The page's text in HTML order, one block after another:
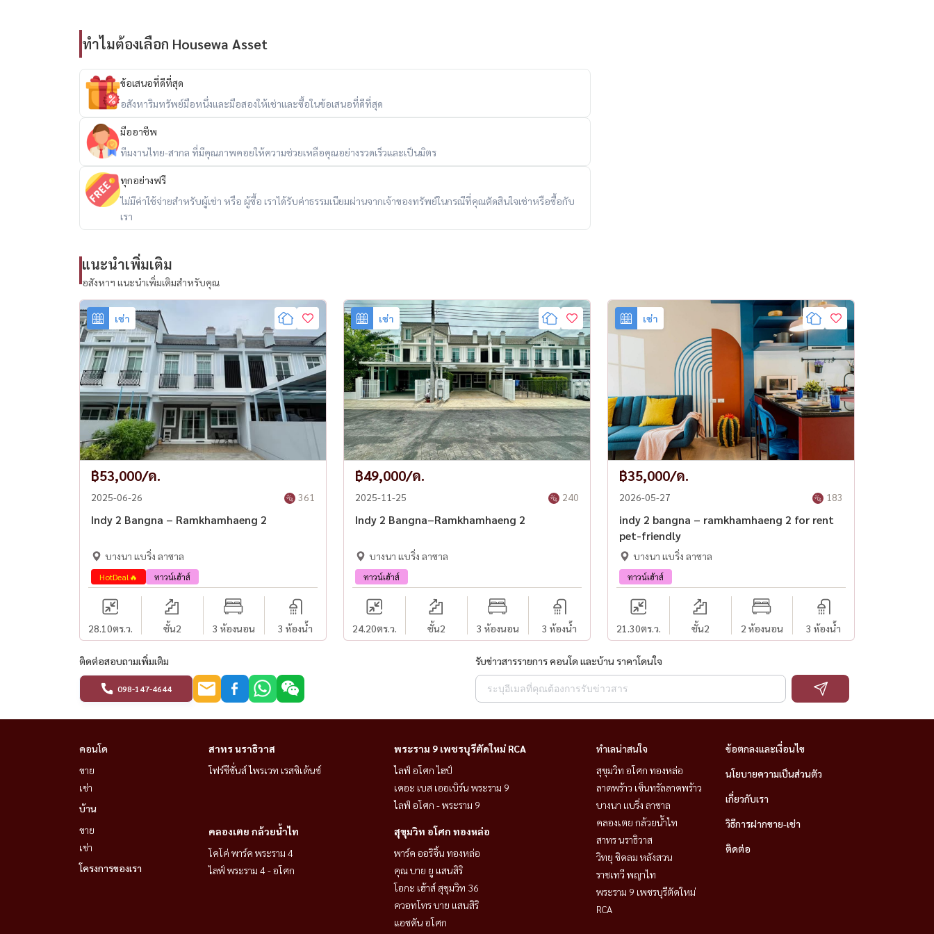
• ประเภทบ้าน: แบบบ้าน Prince 2 ชั้น
• พื้นที่ดิน: 28.1 ตร.วา | หน้ากว้าง: 5.7 ม.
• ที่จอดรถ 4 คัน
• หันหน้าไปทางทิศเหนือ ตั้งอยู่บนถนนใหญ่กว้าง 16 เมตร (4 เลน)
• ตรงข้ามคลับเฮาส์ โซนหันหน้าไปทางสวน
• ชุมชนที่อยู่อาศัยเงียบสงบและปลอดภัย
• ห้องครัว ห้องทานอาหาร และห้องนั่งเล่นที่ทันสมัย
• มีความเป็นส่วนตัวสูง เหมาะสำหรับครอบครัวหรือไลฟ์สไตล์ทำงานจากที่บ้าน
• เฟอร์นิเจอร์และเครื่องใช้ไฟฟ้าแบรนด์เนม
• ใหม่ สะอาด พร้อมเข้าอยู่
หมู่บ้านอินดี้ 2 บางนา – รามคำแหง 2
ดอกไม้ ประเวศ กรุงเทพฯ 10250
สถานที่ใกล้เคียง: เมกะบางนา, มหาวิทยาลัยรามคำแหง 2, โรงเรียนนานาชาติคอนคอร์เดียน, ทางด่วนบางนา-ตราด
สัญญาขั้นต่ำ: 1 ปี
เงินมัดจำ: 2 เดือน
เงินล่วงหน้า: 1 เดือน
ต่อรองได้สำหรับสัญญาเช่าระยะยาว
-------------------------------------------
Indy 2 邦纳 – 兰甘亨 2
出租 - 双层住宅
租金：53,000 泰铢/月（含物业费）
主要特点：
• 家具齐全，可拎包入住
• 房屋类型：王子户型，双层
• 占地面积：28.1 平方哇 |正面宽度：5.7 米
• 4 个停车位
• 朝北，位于 16 米宽的主干道（4 车道）旁
• 对面是会所，面朝花园
• 安静安全的住宅区
• 品牌家具和家电
• 全新、干净，可立即入住
位置：
Indy 2 Village, Bangna – Ramkhamhaeng 2
Dokmai, Prawet, Bangna 10250
附近：Mega Bangna、Ramkhamhaeng University 2、Concordian International School、Bangna-Trad 高速
ทำไมต้องเลือก Housewa Asset
ข้อเสนอที่ดีที่สุด
อสังหาริมทรัพย์มือหนึ่งและมือสองให้เช่าและซื้อในข้อเสนอที่ดีที่สุด
มืออาชีพ
ทีมงานไทย-สากล ที่มีคุณภาพคอยให้ความช่วยเหลือคุณอย่างรวดเร็วและเป็นมิตร
ทุกอย่างฟรี
ไม่มีค่าใช้จ่ายสำหรับผู้เช่า หรือ ผู้ซื้อ เราได้รับค่าธรรมเนียมผ่านจากเจ้าของทรัพย์ในกรณีที่คุณตัดสินใจเช่าหรือซื้อกับ
เรา
แนะนำเพิ่มเติม
อสังหาฯ แนะนำเพิ่มเติมสำหรับคุณ
เช่า
฿53,000/ด.
2025-06-26 361
Indy 2 Bangna – Ramkhamhaeng 2
บางนา แบริ่ง ลาซาล
HotDeal🔥 ทาวน์เฮ้าส์
28.10ตร.ว. ชั้น2 3 ห้องนอน 3 ห้องน้ำ
เช่า
฿49,000/ด.
2025-11-25 240
Indy 2 Bangna–Ramkhamhaeng 2
บางนา แบริ่ง ลาซาล
ทาวน์เฮ้าส์
24.20ตร.ว. ชั้น2 3 ห้องนอน 3 ห้องน้ำ
เช่า
฿35,000/ด.
2026-05-27 183
indy 2 bangna – ramkhamhaeng 2 for rent
pet-friendly
บางนา แบริ่ง ลาซาล
ทาวน์เฮ้าส์
21.30ตร.ว. ชั้น2 2 ห้องนอน 3 ห้องน้ำ
ติดต่อสอบถามเพิ่มเติม
098-147-4644
รับข่าวสารรายการ คอนโด และบ้าน ราคาโดนใจ
คอนโด
ขาย
เช่า
บ้าน
ขาย
เช่า
โครงการของเรา
สาทร นราธิวาส
โฟร์ซีซั่นส์ ไพรเวท เรสซิเด้นซ์
พระราม 9 เพชรบุรีตัดใหม่ RCA
ไลฟ์ อโศก ไฮป์
เดอะ เบส เออเบิร์น พระราม 9
ไลฟ์ อโศก - พระราม 9
คลองเตย กล้วยน้ำไท
โคโค่ พาร์ค พระราม 4
ไลฟ์ พระราม 4 - อโศก
สุขุมวิท อโศก ทองหล่อ
พาร์ค ออริจิ้น ทองหล่อ
คุณ บาย ยู แสนสิริ
โอกะ เฮ้าส์ สุขุมวิท 36
ควอทโทร บาย แสนสิริ
แอชตัน อโศก
ทำเลน่าสนใจ
สุขุมวิท อโศก ทองหล่อ
ลาดพร้าว เซ็นทรัลลาดพร้าว
บางนา แบริ่ง ลาซาล
คลองเตย กล้วยน้ำไท
สาทร นราธิวาส
วิทยุ ชิดลม หลังสวน
ราชเทวี พญาไท
พระราม 9 เพชรบุรีตัดใหม่
RCA
ข้อตกลงและเงื่อนไข
นโยบายความเป็นส่วนตัว
เกี่ยวกับเรา
วิธีการฝากขาย-เช่า
ติดต่อ